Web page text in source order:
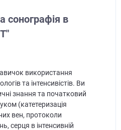
сонографія в
використання
та інтенсивістів. Ви
знання та початковий
(катетеризація
вен, протоколи
серця в інтенсивній